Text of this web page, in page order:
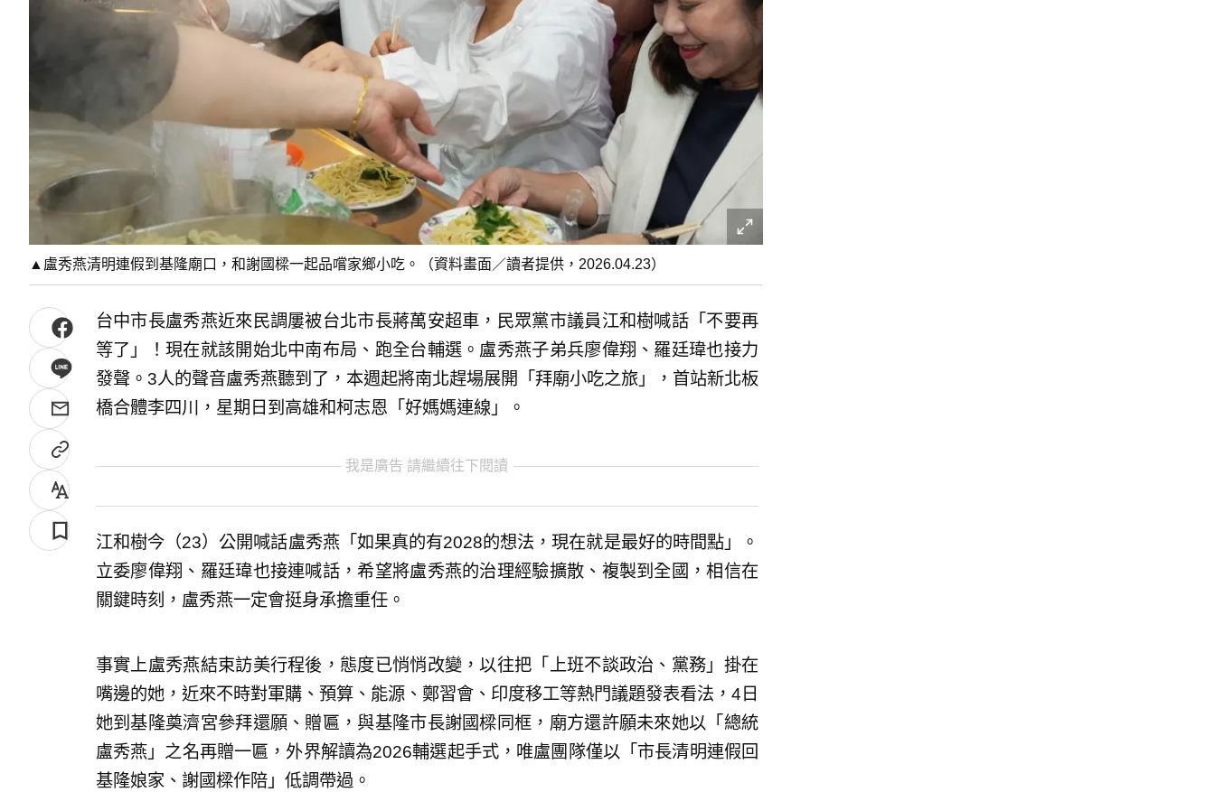
▲盧秀燕清明連假到基隆廟口，和謝國樑一起品嚐家鄉小吃。（資料畫面／讀者提供，2026.04.23）
台中市長盧秀燕近來民調屢被台北市長蔣萬安超車，民眾黨市議員江和樹喊話「不要再
等了」！現在就該開始北中南布局、跑全台輔選。盧秀燕子弟兵廖偉翔、羅廷瑋也接力
發聲。3人的聲音盧秀燕聽到了，本週起將南北趕場展開「拜廟小吃之旅」，首站新北板
橋合體李四川，星期日到高雄和柯志恩「好媽媽連線」。
我是廣告 請繼續往下閱讀
江和樹今（23）公開喊話盧秀燕「如果真的有2028的想法，現在就是最好的時間點」。
立委廖偉翔、羅廷瑋也接連喊話，希望將盧秀燕的治理經驗擴散、複製到全國，相信在
關鍵時刻，盧秀燕一定會挺身承擔重任。
事實上盧秀燕結束訪美行程後，態度已悄悄改變，以往把「上班不談政治、黨務」掛在
嘴邊的她，近來不時對軍購、預算、能源、鄭習會、印度移工等熱門議題發表看法，4日
她到基隆奠濟宮參拜還願、贈匾，與基隆市長謝國樑同框，廟方還許願未來她以「總統
盧秀燕」之名再贈一匾，外界解讀為2026輔選起手式，唯盧團隊僅以「市長清明連假回
基隆娘家、謝國樑作陪」低調帶過。